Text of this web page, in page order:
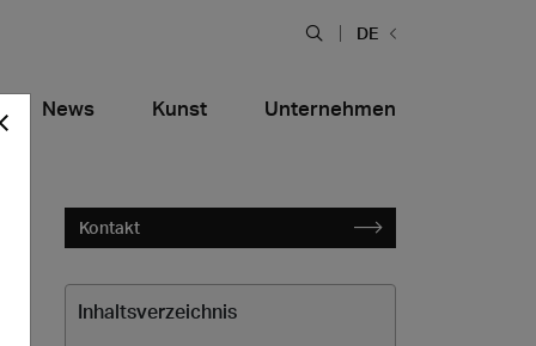
DE
News Kunst Unternehmen
Kontakt
Inhaltsverzeichnis